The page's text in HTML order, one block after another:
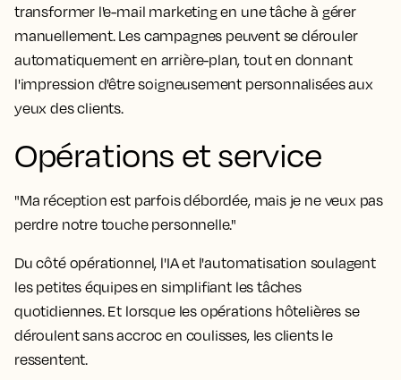
transformer l'e-mail marketing en une tâche à gérer
manuellement. Les campagnes peuvent se dérouler
automatiquement en arrière-plan, tout en donnant
l'impression d'être soigneusement personnalisées aux
yeux des clients.
Opérations et service
"Ma réception est parfois débordée, mais je ne veux pas
perdre notre touche personnelle."
Du côté opérationnel, l'IA et l'automatisation soulagent
les petites équipes en simplifiant les tâches
quotidiennes. Et lorsque les opérations hôtelières se
déroulent sans accroc en coulisses, les clients le
ressentent.